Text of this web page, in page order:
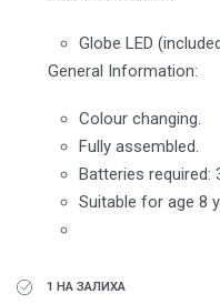
Globe LED
General Information:
Colour changing.
Fully assembled.
Batteries required:
Suitable for age 8
1 НА ЗАЛИХА